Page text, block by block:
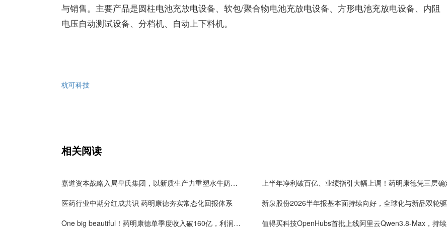
与销售。主要产品是圆柱电池充放电设备、软包/聚合物电池充放电设备、方形电池充放电设备、内阻
电压自动测试设备、分档机、自动上下料机。
杭可科技
相关阅读
嘉道资本战略入局皇氏集团，以新质生产力重塑水牛奶产业价值
医药行业中期分红成共识 药明康德夯实常态化回报体系
新泉股份2026半年报基本面持续向好，全球化与新品双轮
One big beautiful！药明康德单季度收入破160亿，利润率首超40%